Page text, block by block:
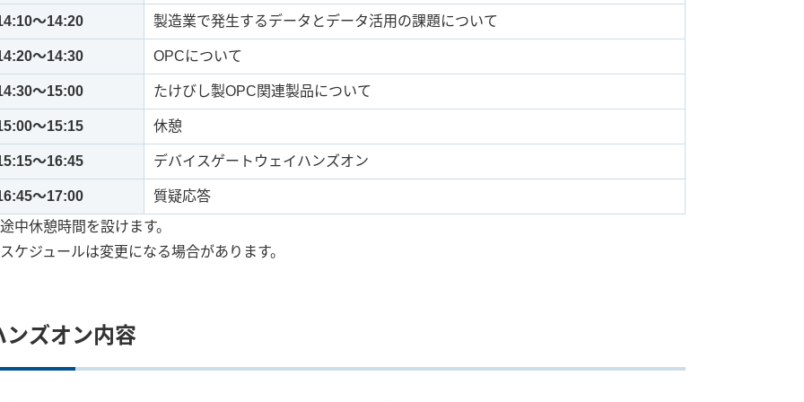
～14:20 製造業で発生するデータとデータ活用の課題について
～14:30 OPCについて
～15:00 たけびし製OPC関連製品について
～15:15 休憩
～16:45 デバイスゲートウェイハンズオン
～17:00
質疑応答
中休憩時間を設けます。
ケジュールは変更になる場合があります。
ンズオン内容